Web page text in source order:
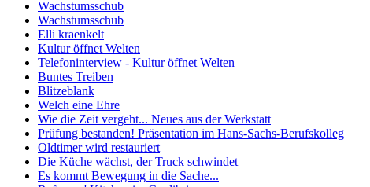
Wachstumsschub
Wachstumsschub
Elli kraenkelt
Kultur öffnet Welten
Telefoninterview - Kultur öffnet Welten
Buntes Treiben
Blitzeblank
Welch eine Ehre
Wie die Zeit vergeht... Neues aus der Werkstatt
Prüfung bestanden! Präsentation im Hans-Sachs-Berufskolleg
Oldtimer wird restauriert
Die Küche wächst, der Truck schwindet
Es kommt Bewegung in die Sache...